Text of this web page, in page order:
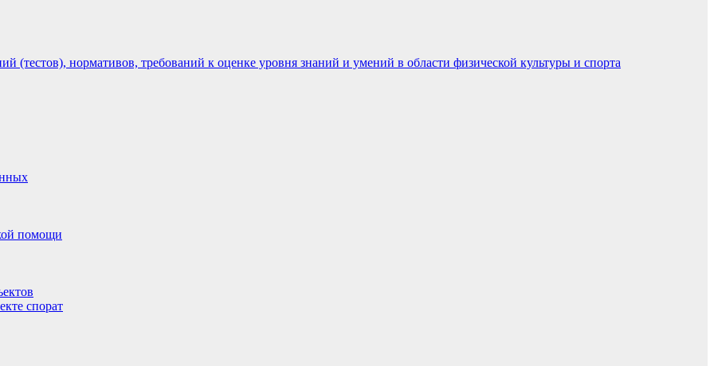
(тестов), нормативов, требований к оценке уровня знаний и умений в области физической культуры и спорта
помощи
спорат